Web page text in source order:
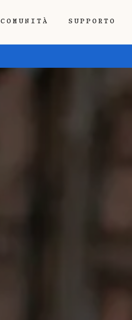
COMUNITÀ SUPPORTO